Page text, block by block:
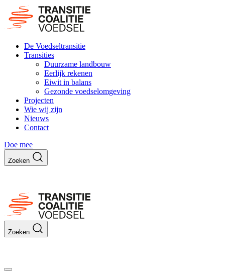
De Voedseltransitie
Transities
Duurzame landbouw
Eerlijk rekenen
Eiwit in balans
Gezonde voedselomgeving
Projecten
Wie wij zijn
Nieuws
Contact
Doe mee
Zoeken
Zoeken